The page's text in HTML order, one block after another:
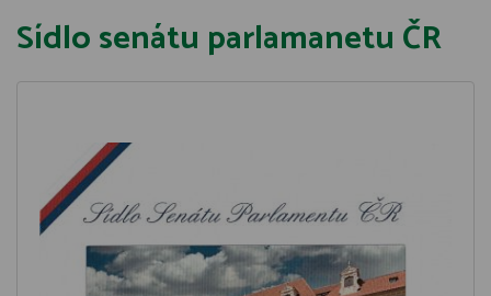
Sídlo senátu parlamanetu ČR